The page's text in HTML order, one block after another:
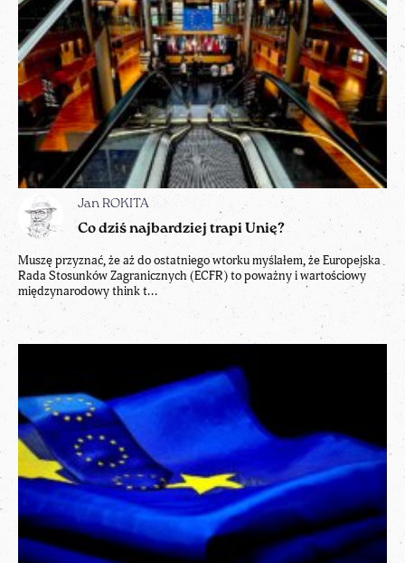
Jan ROKITA
Co dziś najbardziej trapi Unię?
Muszę przyznać, że aż do ostatniego wtorku myślałem, że Europejska
Rada Stosunków Zagranicznych (ECFR) to poważny i wartościowy
międzynarodowy think t...